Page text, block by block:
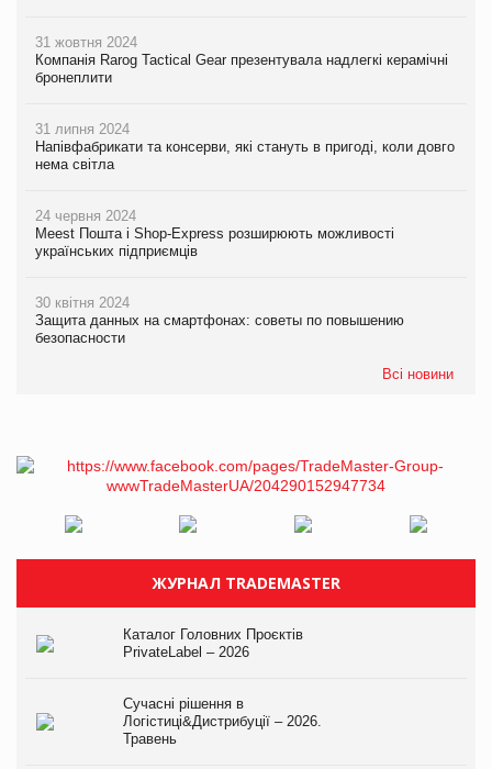
31 жовтня 2024
Компанія Rarog Tactical Gear презентувала надлегкі керамічні
бронеплити
31 липня 2024
Напівфабрикати та консерви, які стануть в пригоді, коли довго
нема світла
24 червня 2024
Meest Пошта і Shop-Express розширюють можливості
українських підприємців
30 квітня 2024
Защита данных на смартфонах: советы по повышению
безопасности
Всі новини
ЖУРНАЛ TRADEMASTER
Каталог Головних Проєктів
PrivateLabel – 2026
Сучасні рішення в
Логістиці&Дистрибуції – 2026.
Травень